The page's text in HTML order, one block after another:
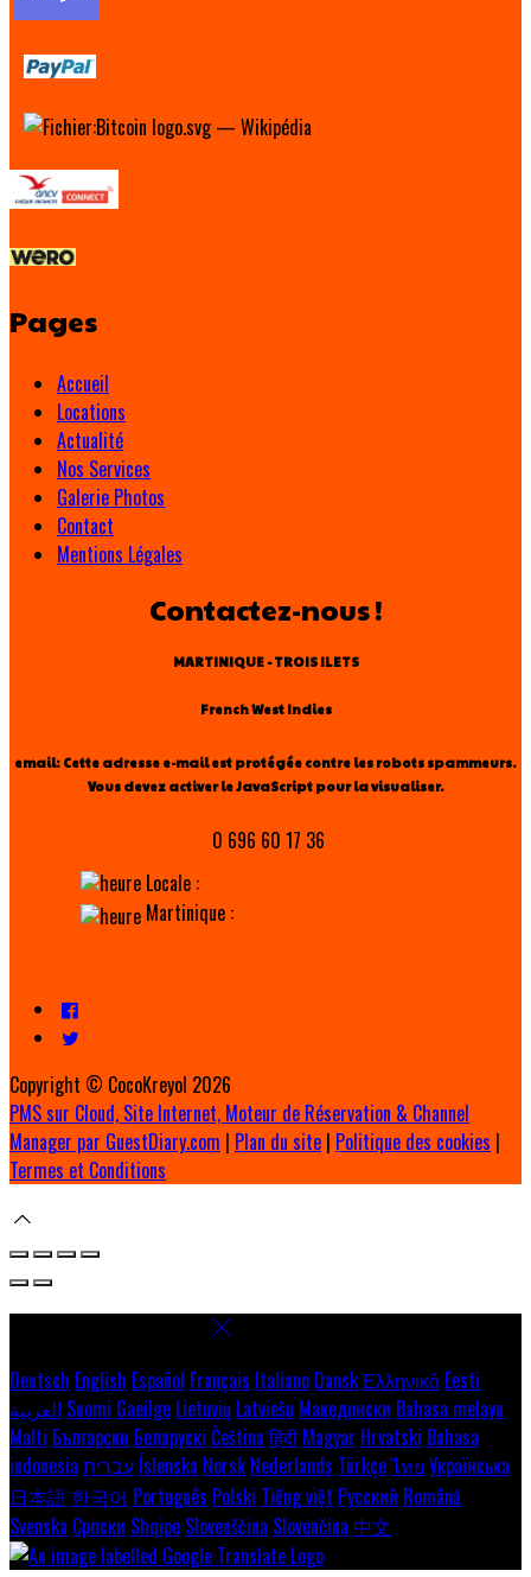
Pages
Accueil
Locations
Actualité
Nos Services
Galerie Photos
Contact
Mentions Légales
Contactez-nous !
MARTINIQUE - TROIS ILETS
French West Indies
email: Cette adresse e-mail est protégée contre les robots spammeurs.
Vous devez activer le JavaScript pour la visualiser.
0 696 60 17 36
Locale :
Martinique :
Copyright © CocoKreyol 2026
PMS sur Cloud, Site Internet, Moteur de Réservation & Channel
Manager par GuestDiary.com | Plan du site | Politique des cookies |
Termes et Conditions
Deutsch English Español Français Italiano Dansk Ελληνικά Eesti
العربية Suomi Gaeilge Lietuvių Latviešu Македонски Bahasa melayu
Malti Български Беларускі Čeština हिंदी Magyar Hrvatski Bahasa
indonesia עברית Íslenska Norsk Nederlands Türkçeไทย Українська
日本語 한국어 Português Polski Tiếng việt Русский Română
Svenska Српски Shqipe Slovenščina Slovenčina 中文